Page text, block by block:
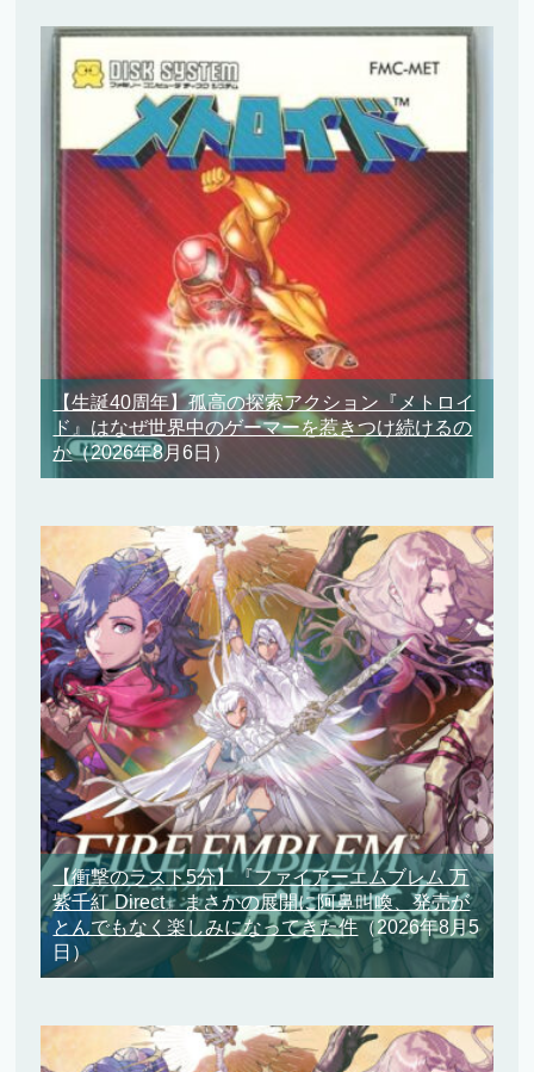
【生誕40周年】孤高の探索アクション『メトロイ
ド』はなぜ世界中のゲーマーを惹きつけ続けるの
か（2026年8月6日）
【衝撃のラスト5分】『ファイアーエムブレム 万
紫千紅 Direct』まさかの展開に阿鼻叫喚、発売が
とんでもなく楽しみになってきた件（2026年8月5
日）